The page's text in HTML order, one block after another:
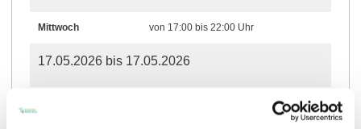
Mittwoch von 17:00 bis 22:00 Uhr
17.05.2026 bis 17.05.2026